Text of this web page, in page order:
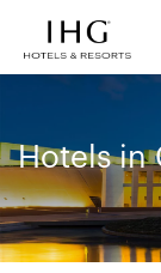
Hotels in